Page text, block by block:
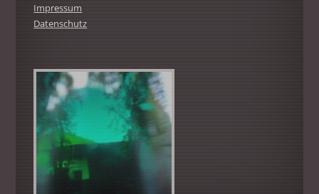
Impressum
Datenschutz